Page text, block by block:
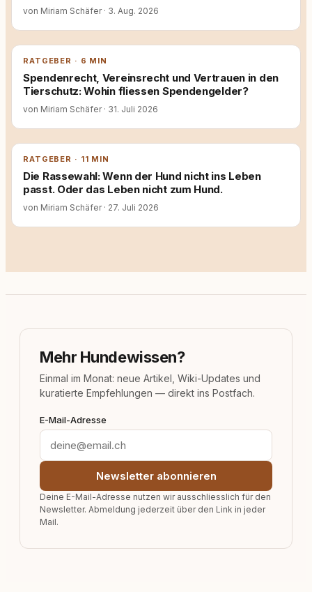
von Miriam Schäfer · 3. Aug. 2026
RATGEBER · 6 MIN
Spendenrecht, Vereinsrecht und Vertrauen in den
Tierschutz: Wohin fliessen Spendengelder?
von Miriam Schäfer · 31. Juli 2026
RATGEBER · 11 MIN
Die Rassewahl: Wenn der Hund nicht ins Leben
passt. Oder das Leben nicht zum Hund.
von Miriam Schäfer · 27. Juli 2026
Mehr Hundewissen?
Einmal im Monat: neue Artikel, Wiki-Updates und
kuratierte Empfehlungen — direkt ins Postfach.
E-Mail-Adresse
Newsletter abonnieren
Deine E-Mail-Adresse nutzen wir ausschliesslich für den
Newsletter. Abmeldung jederzeit über den Link in jeder
Mail.